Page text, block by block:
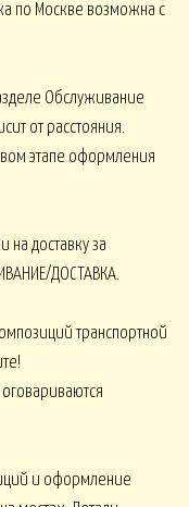
Новогодние
РИТУАЛЬНЫЕ
по Москве возможна с
Обслуживание
от расстояния.
этапе оформления
на доставку за
ДОСТАВКА.
транспортной
и оформление